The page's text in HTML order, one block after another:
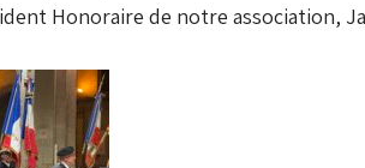
Honoraire de notre association,